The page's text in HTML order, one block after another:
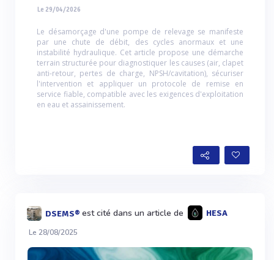
Le 29/04/2026
Le désamorçage d'une pompe de relevage se manifeste
par une chute de débit, des cycles anormaux et une
instabilité hydraulique. Cet article propose une démarche
terrain structurée pour diagnostiquer les causes (air, clapet
anti-retour, pertes de charge, NPSH/cavitation), sécuriser
l'intervention et appliquer un protocole de remise en
service fiable, compatible avec les exigences d'exploitation
en eau et assainissement.
DSEMS® est cité dans un article de HESA
Le 28/08/2025